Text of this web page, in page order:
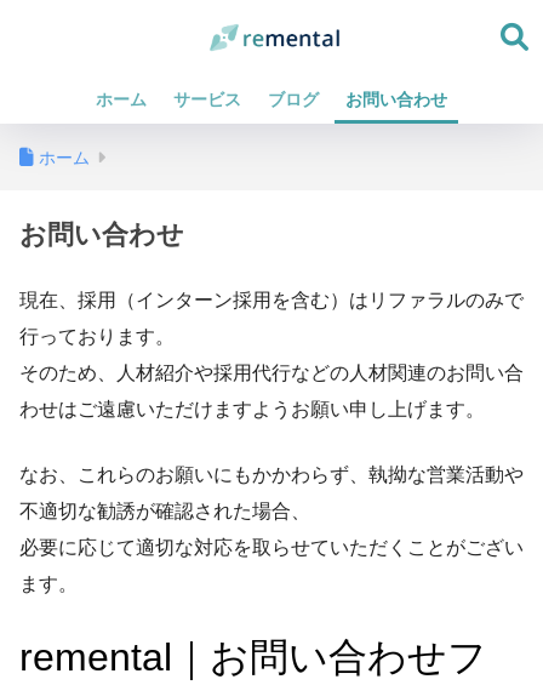
ホーム サービス ブログ お問い合わせ
ホーム
お問い合わせ
現在、採用（インターン採用を含む）はリファラルのみで
行っております。
そのため、人材紹介や採用代行などの人材関連のお問い合
わせはご遠慮いただけますようお願い申し上げます。
なお、これらのお願いにもかかわらず、執拗な営業活動や
不適切な勧誘が確認された場合、
必要に応じて適切な対応を取らせていただくことがござい
ます。